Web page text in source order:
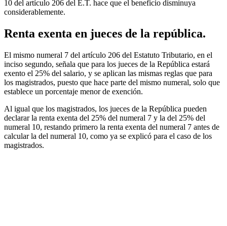
10 del artículo 206 del E.T. hace que el beneficio disminuya
considerablemente.
Renta exenta en jueces de la república.
El mismo numeral 7 del artículo 206 del Estatuto Tributario, en el
inciso segundo, señala que para los jueces de la República estará
exento el 25% del salario, y se aplican las mismas reglas que para
los magistrados, puesto que hace parte del mismo numeral, solo que
establece un porcentaje menor de exención.
Al igual que los magistrados, los jueces de la República pueden
declarar la renta exenta del 25% del numeral 7 y la del 25% del
numeral 10, restando primero la renta exenta del numeral 7 antes de
calcular la del numeral 10, como ya se explicó para el caso de los
magistrados.